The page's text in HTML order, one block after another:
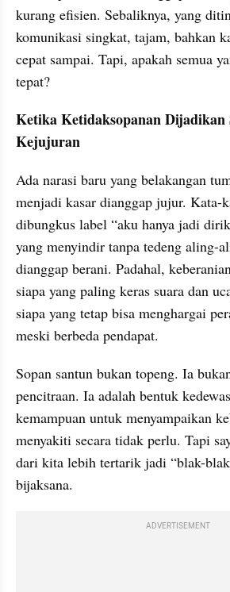
kurang efisien. Sebaliknya, yang
komunikasi singkat, tajam, bahkan
cepat sampai. Tapi, apakah semua
tepat?
Ketika Ketidaksopanan Dijadikan
Kejujuran
Ada narasi baru yang belakangan
menjadi kasar dianggap jujur. Kata-
dibungkus label “aku hanya jadi
yang menyindir tanpa tedeng aling-
dianggap berani. Padahal,
siapa yang paling keras suara dan
siapa yang tetap bisa menghargai
meski berbeda pendapat.
Sopan santun bukan topeng. Ia
pencitraan. Ia adalah bentuk
kemampuan untuk menyampaikan
menyakiti secara tidak perlu. Tapi
dari kita lebih tertarik jadi “blak-
bijaksana.
ADVERTISEMENT